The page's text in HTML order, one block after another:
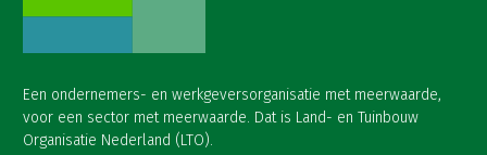
Een ondernemers- en werkgeversorganisatie met meerwaarde,
voor een sector met meerwaarde. Dat is Land- en Tuinbouw
Organisatie Nederland (LTO).